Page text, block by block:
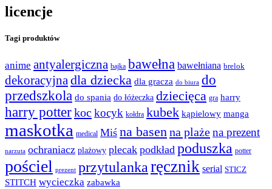
licencje
Tagi produktów
anime antyalergiczna bajka bawełna bawełniana brelok
dekoracyjna dla dziecka dla gracza do biura do
przedszkola do spania do łóżeczka dziecięca gra harry
harry potterkoc kocyk kołdra kubek kąpielowy manga
maskotka medical Miś na basenna plażena prezent
narzuta ochraniacz plażowy plecak podkład poduszka potter
pościel prezent przytulankaręcznik serial STICZ
STITCH wycieczka zabawka